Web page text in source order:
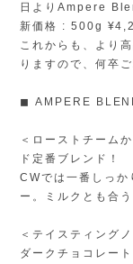
日よりAmpere
新価格 : 500g
これからも、より
りますので、何卒
◼︎ AMPERE
＜ローストチーム
ド定番ブレンド！
CWでは一番しっか
ー。ミルクとも合う
＜テイスティングノ
ダークチョコレー